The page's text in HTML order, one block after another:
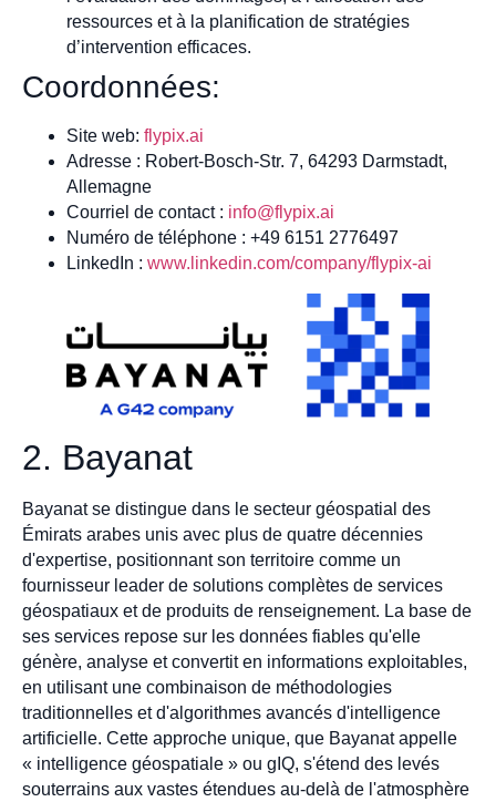
ressources et à la planification de stratégies
d’intervention efficaces.
Coordonnées:
Site web: flypix.ai
Adresse : Robert-Bosch-Str. 7, 64293 Darmstadt,
Allemagne
Courriel de contact : info@flypix.ai
Numéro de téléphone : +49 6151 2776497
LinkedIn : www.linkedin.com/company/flypix-ai
2. Bayanat
Bayanat se distingue dans le secteur géospatial des
Émirats arabes unis avec plus de quatre décennies
d'expertise, positionnant son territoire comme un
fournisseur leader de solutions complètes de services
géospatiaux et de produits de renseignement. La base de
ses services repose sur les données fiables qu'elle
génère, analyse et convertit en informations exploitables,
en utilisant une combinaison de méthodologies
traditionnelles et d'algorithmes avancés d'intelligence
artificielle. Cette approche unique, que Bayanat appelle
« intelligence géospatiale » ou gIQ, s'étend des levés
souterrains aux vastes étendues au-delà de l'atmosphère